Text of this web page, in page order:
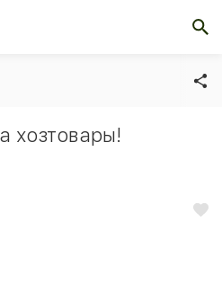
хозтовары!